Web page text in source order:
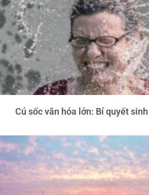
Cú sốc văn hóa lớn: Bí quyết